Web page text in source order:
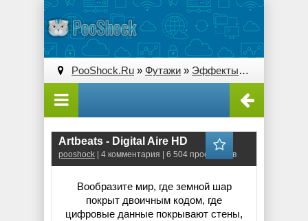
PooShock.Ru » Футажи » Эффекты» Artbeats -
Artbeats - Digital Aire HD
pooshock | 4 комментария | 6 504 просмотров
Вообразите мир, где земной шар
покрыт двоичным кодом, где
цифровые данные покрывают стены,